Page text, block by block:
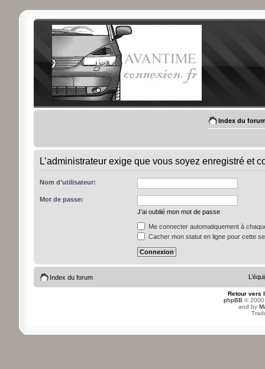
Index du
L’administrateur exige que vous soyez enregistré et
Nom d’utilisateur:
Mot de passe:
J’ai oublié mon mot de passe
Me connecter automatiquement à
Cacher mon statut en ligne pour cette
Index du forum
Retour vers
phpBB ©
and by